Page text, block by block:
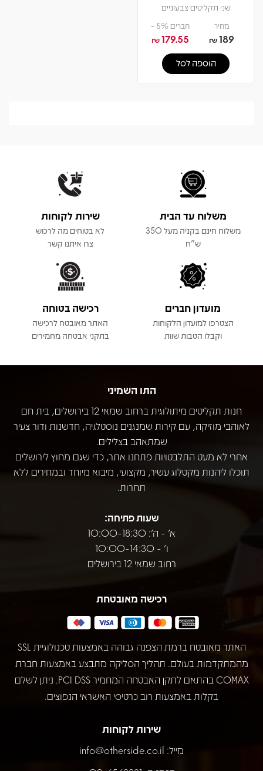
שני תקליטים צבעוניים
מחיר
189
₪
חברים 5% -
179.55
₪
הוספה לסל
משלוח עד הבית
משלוח חינם בקניה מעל 350
ש"ח
שירות לקוחות
לא בטוחים מה לרכוש
צרו איתנו קשר
מועדון חברים
הצטרפו למועדון הלקוחות
וקבלו הטבות שוות
רכישה בטוחה
האתר מאובטח לרכישה
בתקני אבטחה מחמירים
התו השמיני
חנות תקליטים מיתולוגית ברחוב שמאי 12 בירושלים, בית חם
לאוהבי מוזיקה, עם קירות שמנגנים נוסטלגיה, חדשנות ודור צעיר
שמתאהב בצלילים.
אחרי לא מעט התלבטויות פתחנו אתר, כדי שגם מחוץ לירושלים
תוכלו ליהנות מקטלוג עשיר, מקצועי, מיבוא מיוחד ובמחירים ללא
תחרות.
שעות פתיחה:
א' - ה': 10:00-18:30
ו' - 10:00-14:30
רחוב שמאי 12 בירושלים
רכישה מאובטחת
האתר מאובטח ברמת הצפנה גבוהה באמצעות טכנולוגיית SSL
מהמתקדמות בעולם. תהליך הסליקה מתבצע באמצעות חברת
COMAX בהתאם לתקן האבטחה המחמיר PCI DSS. ניתן לשלם
בקלות באמצעות רוב כרטיסי האשראי הנפוצים.
שירות לקוחות
מייל: info@otherside.co.il